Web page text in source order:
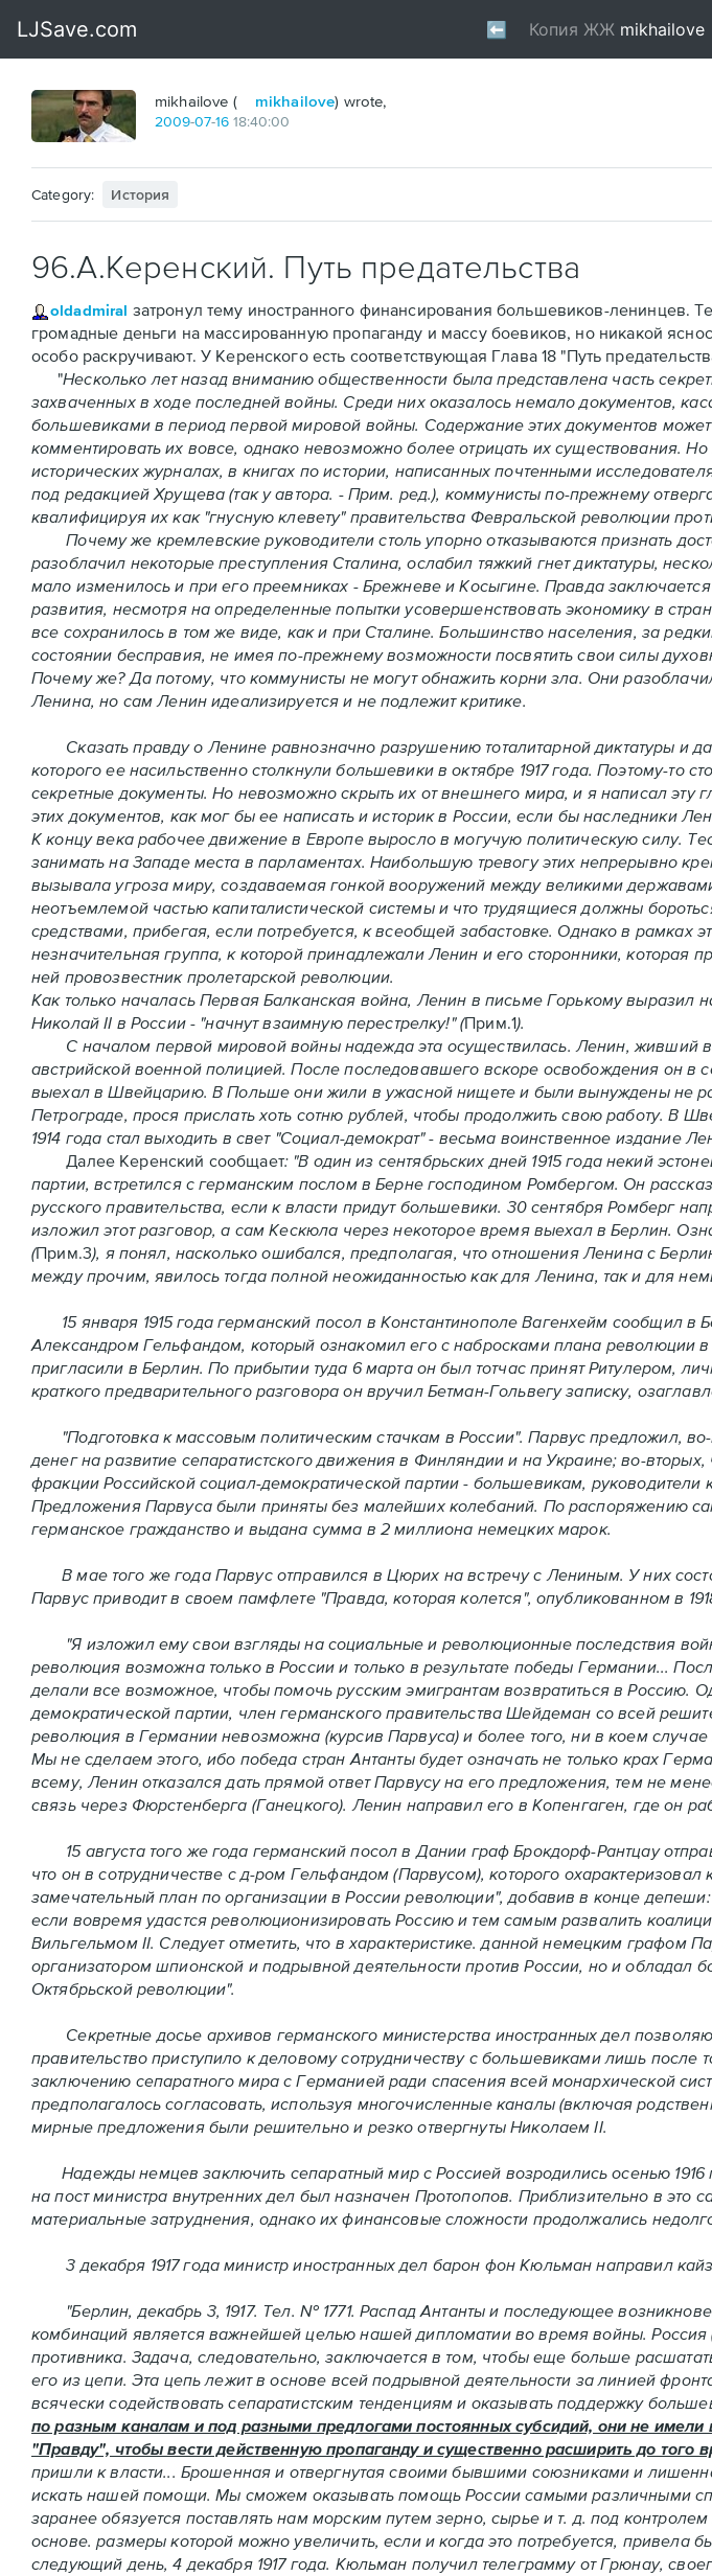
mikhailove ( mikhailove) wrote,
2009-07-16 18:40:00
Category: История
96.А.Керенский. Путь предательства
oldadmiral затронул тему иностранного финансирования большевиков-ленинцев.
громадные деньги на массированную пропаганду и массу боевиков, но никакой
особо раскручивают. У Керенского есть соответствующая Глава 18 "Путь
"Несколько лет назад вниманию общественности была представлена часть
захваченных в ходе последней войны. Среди них оказалось немало документов,
большевиками в период первой мировой войны. Содержание этих документов
комментировать их вовсе, однако невозможно более отрицать их существования.
исторических журналах, в книгах по истории, написанных почтенными
под редакцией Хрущева (так у автора. - Прим. ред.), коммунисты по-прежнему
квалифицируя их как "гнусную клевету" правительства Февральской революции
Почему же кремлевские руководители столь упорно отказываются признать
разоблачил некоторые преступления Сталина, ослабил тяжкий гнет диктатуры,
мало изменилось и при его преемниках - Брежневе и Косыгине. Правда
развития, несмотря на определенные попытки усовершенствовать экономику в
все сохранилось в том же виде, как и при Сталине. Большинство населения, за
состоянии бесправия, не имея по-прежнему возможности посвятить свои силы
Почему же? Да потому, что коммунисты не могут обнажить корни зла. Они
Ленина, но сам Ленин идеализируется и не подлежит критике.
Сказать правду о Ленине равнозначно разрушению тоталитарной диктатуры и
которого ее насильственно столкнули большевики в октябре 1917 года. Поэтому-то
секретные документы. Но невозможно скрыть их от внешнего мира, и я написал эту
этих документов, как мог бы ее написать и историк в России, если бы наследники
К концу века рабочее движение в Европе выросло в могучую политическую силу.
занимать на Западе места в парламентах. Наибольшую тревогу этих непрерывно
вызывала угроза миру, создаваемая гонкой вооружений между великими
неотъемлемой частью капиталистической системы и что трудящиеся должны
средствами, прибегая, если потребуется, к всеобщей забастовке. Однако в рамках
незначительная группа, к которой принадлежали Ленин и его сторонники, которая
ней провозвестник пролетарской революции.
Как только началась Первая Балканская война, Ленин в письме Горькому выразил
Николай II в России - "начнут взаимную перестрелку!" (Прим.1).
С началом первой мировой войны надежда эта осуществилась. Ленин, живший в
австрийской военной полицией. После последовавшего вскоре освобождения он
выехал в Швейцарию. В Польше они жили в ужасной нищете и были вынуждены не
Петрограде, прося прислать хоть сотню рублей, чтобы продолжить свою работу. В
1914 года стал выходить в свет "Социал-демократ" - весьма воинственное издание
Далее Керенский сообщает: "В один из сентябрьских дней 1915 года некий
партии, встретился с германским послом в Берне господином Ромбергом. Он
русского правительства, если к власти придут большевики. 30 сентября Ромберг
изложил этот разговор, а сам Кескюла через некоторое время выехал в Берлин.
(Прим.3), я понял, насколько ошибался, предполагая, что отношения Ленина с
между прочим, явилось тогда полной неожиданностью как для Ленина, так и для
15 января 1915 года германский посол в Константинополе Вагенхейм сообщил в
Александром Гельфандом, который ознакомил его с набросками плана революции
пригласили в Берлин. По прибытии туда 6 марта он был тотчас принят Ритулером,
краткого предварительного разговора он вручил Бетман-Гольвегу записку,
"Подготовка к массовым политическим стачкам в России". Парвус предложил,
денег на развитие сепаратистского движения в Финляндии и на Украине; во-
фракции Российской социал-демократической партии - большевикам,
Предложения Парвуса были приняты без малейших колебаний. По распоряжению
германское гражданство и выдана сумма в 2 миллиона немецких марок.
В мае того же года Парвус отправился в Цюрих на встречу с Лениным. У них
Парвус приводит в своем памфлете "Правда, которая колется", опубликованном в
"Я изложил ему свои взгляды на социальные и революционные последствия
революция возможна только в России и только в результате победы Германии...
делали все возможное, чтобы помочь русским эмигрантам возвратиться в Россию.
демократической партии, член германского правительства Шейдеман со всей
революция в Германии невозможна (курсив Парвуса) и более того, ни в коем
Мы не сделаем этого, ибо победа стран Антанты будет означать не только крах
всему, Ленин отказался дать прямой ответ Парвусу на его предложения, тем не
связь через Фюрстенберга (Ганецкого). Ленин направил его в Копенгаген, где он
15 августа того же года германский посол в Дании граф Брокдорф-Рантцау
что он в сотрудничестве с д-ром Гельфандом (Парвусом), которого
замечательный план по организации в России революции", добавив в конце
если вовремя удастся революционизировать Россию и тем самым развалить
Вильгельмом II. Следует отметить, что в характеристике. данной немецким графом
организатором шпионской и подрывной деятельности против России, но и
Октябрьской революции".
Секретные досье архивов германского министерства иностранных дел
правительство приступило к деловому сотрудничеству с большевиками лишь после
заключению сепаратного мира с Германией ради спасения всей монархической
предполагалось согласовать, используя многочисленные каналы (включая
мирные предложения были решительно и резко отвергнуты Николаем II.
Надежды немцев заключить сепаратный мир с Россией возродились осенью 1916
на пост министра внутренних дел был назначен Протопопов. Приблизительно в это
материальные затруднения, однако их финансовые сложности продолжались
3 декабря 1917 года министр иностранных дел барон фон Кюльман направил
"Берлин, декабрь 3, 1917. Тел. № 1771. Распад Антанты и последующее
комбинаций является важнейшей целью нашей дипломатии во время войны.
противника. Задача, следовательно, заключается в том, чтобы еще больше
его из цепи. Эта цепь лежит в основе всей подрывной деятельности за линией
всячески содействовать сепаратистским тенденциям и оказывать поддержку
по разным каналам и под разными предлогами постоянных субсидий, они не имели
"Правду", чтобы вести действенную пропаганду и существенно расширить до того
пришли к власти... Брошенная и отвергнутая своими бывшими союзниками и
искать нашей помощи. Мы сможем оказывать помощь России самыми различными
заранее обязуется поставлять нам морским путем зерно, сырье и т. д. под
основе. размеры которой можно увеличить, если и когда это потребуется, привела
следующий день, 4 декабря 1917 года. Кюльман получил телеграмму от Грюнау,